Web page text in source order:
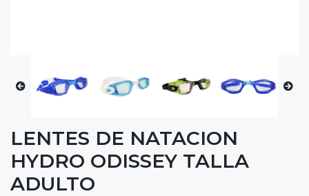
LENTES DE NATACION
HYDRO ODISSEY TALLA
ADULTO